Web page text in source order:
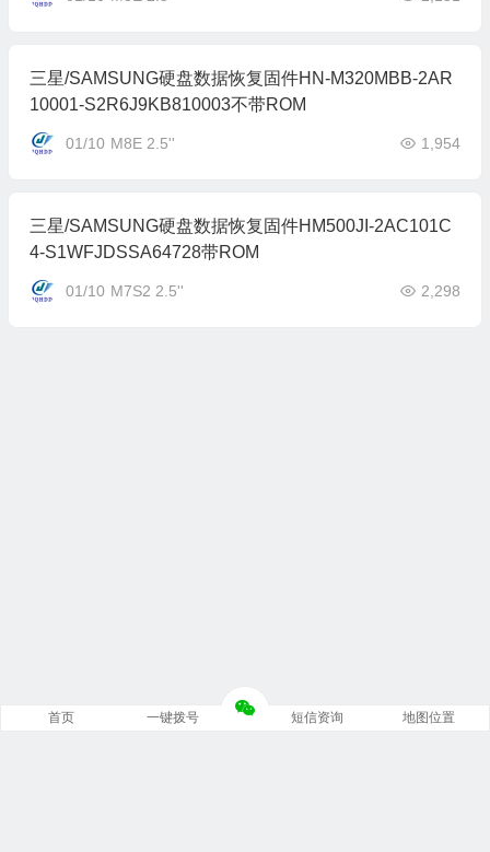
三星/SAMSUNG硬盘数据恢复固件HN-M320MBB-2AR
10001-S2R6J9KB810003不带ROM
01/10 M8E 2.5'' 1,954
三星/SAMSUNG硬盘数据恢复固件HM500JI-2AC101C
4-S1WFJDSSA64728带ROM
01/10 M7S2 2.5'' 2,298
首页 一键拨号 短信资询 地图位置